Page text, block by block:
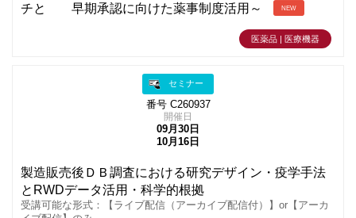
チと 早期承認に向けた薬事制度活用～
NEW
医薬品 | 医療機器
セミナー
番号 C260937
開催日
09月30日
10月16日
製造販売後ＤＢ調査における研究デザイン・疫学手法
とRWDデータ活用・科学的根拠
受講可能な形式：【ライブ配信（アーカイブ配信付）】or【アーカ